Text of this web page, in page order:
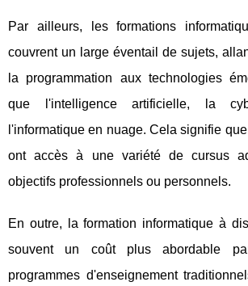
Par ailleurs, les formations
couvrent un large éventail de sujets,
la programmation aux technologies
que l'intelligence artificielle, la
l'informatique en nuage. Cela signifie
ont accès à une variété de cursus
objectifs professionnels ou personnels.
En outre, la formation informatique à
souvent un coût plus abordable
programmes d'enseignement